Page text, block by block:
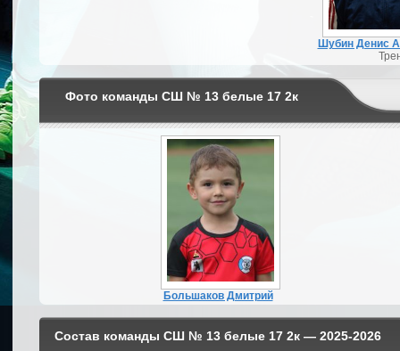
Шубин Денис
Фото команды СШ № 13 белые 17 2к
Большаков Дмитрий
Состав команды СШ № 13 белые 17 2к — 2025-2026